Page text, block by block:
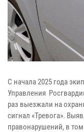
С начала 2025 года
Управления
раз выезжали на
сигнал «Тревога».
правонарушений, в